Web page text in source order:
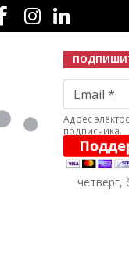
сети
Email
Адрес
подписчика.
четверг,